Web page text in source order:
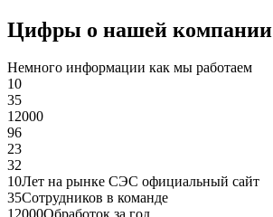
Цифры о нашей компании
Немного информации как мы работаем
10
35
12000
96
23
32
10Лет на рынке СЭС официальный сайт
35Сотрудников в команде